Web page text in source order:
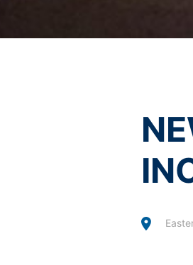
YouTube. Serveru YouTube bude
priradiť Vaše správanie sa pri
YouTube-účtu. YouTube sa používa v
V rámci YouTube neuchovávame
Odvolanie Vášho súhlasu so
Spracovanie údajov v rámci
Právo podať sťažnosť príslušnému